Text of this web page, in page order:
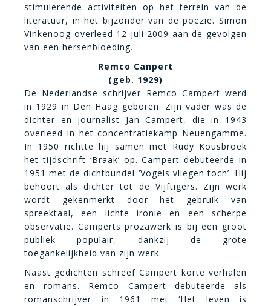
stimulerende activiteiten op het terrein van de
literatuur, in het bijzonder van de poëzie. Simon
Vinkenoog overleed 12 juli 2009 aan de gevolgen
van een hersenbloeding.
Remco Canpert
(geb. 1929)
De Nederlandse schrijver Remco Campert werd
in 1929 in Den Haag geboren. Zijn vader was de
dichter en journalist Jan Campert, die in 1943
overleed in het concentratiekamp Neuengamme.
In 1950 richtte hij samen met Rudy Kousbroek
het tijdschrift ‘Braak’ op. Campert debuteerde in
1951 met de dichtbundel ‘Vogels vliegen toch’. Hij
behoort als dichter tot de Vijftigers. Zijn werk
wordt gekenmerkt door het gebruik van
spreektaal, een lichte ironie en een scherpe
observatie. Camperts prozawerk is bij een groot
publiek populair, dankzij de grote
toegankelijkheid van zijn werk.
Naast gedichten schreef Campert korte verhalen
en romans. Remco Campert debuteerde als
romanschrijver in 1961 met ‘Het leven is